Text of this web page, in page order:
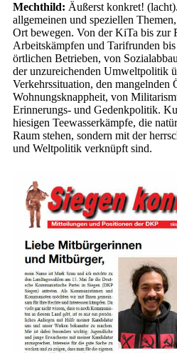
Mechthild: Äußerst konkret!
allgemeinen und speziellen
Ort bewegen. Von der KiTa bis zur
Arbeitskämpfen und Tarifrunden
örtlichen Betrieben, von
der unzureichenden Umweltpolitik
Verkehrssituation, den
Wohnungsknappheit, von
Erinnerungs- und Gedenkpolitik.
hiesigen Teewasserkämpfe, die
Raum stehen, sondern mit der
und Weltpolitik verknüpft sind.